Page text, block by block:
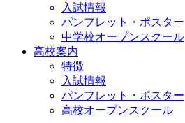
入試情報
パンフレット・ポスター
中学校オープンスクール
高校案内
特徴
入試情報
パンフレット・ポスター
高校オープンスクール